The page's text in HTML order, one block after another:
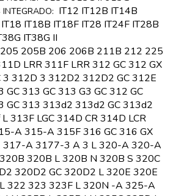
IT12 IT12B IT14B
IT18B IT18F IT28 IT24F IT28B
IT38G II
205B 206 206B 211B 212 225
LRR 311F LRR 312 GC 312 GX
312D 3 312D2 312D2 GC 312E
GC 313 GC 313 G3 GC 312 GC
GC 313 313d2 313d2 GC 313d2
313F LGC 314D CR 314D LCR
A 315-A 315F 316 GC 316 GX
317-A 3177-3 A 3 L 320-A 320-A
320B L 320B N 320B S 320C
320D2 GC 320D2 L 320E 320E
322 323 323F L 320N -A 325-A